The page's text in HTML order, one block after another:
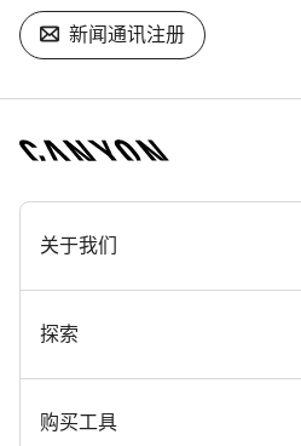
新闻通讯注册
[footer.linksList.title]
关于我们
奖项
在 Canyon 工作
探索
新闻和故事
购买工具